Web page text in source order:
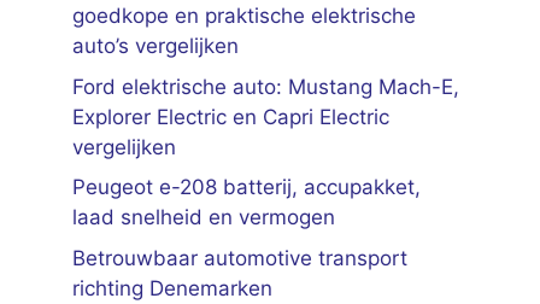
goedkope en praktische elektrische
auto’s vergelijken
Ford elektrische auto: Mustang Mach-E,
Explorer Electric en Capri Electric
vergelijken
Peugeot e-208 batterij, accupakket,
laad snelheid en vermogen
Betrouwbaar automotive transport
richting Denemarken